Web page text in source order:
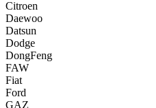
Citroen
Daewoo
Datsun
Dodge
DongFeng
FAW
Fiat
Ford
GAZ